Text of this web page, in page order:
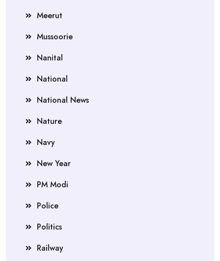
Meerut
Mussoorie
Nanital
National
National News
Nature
Navy
New Year
PM Modi
Police
Politics
Railway